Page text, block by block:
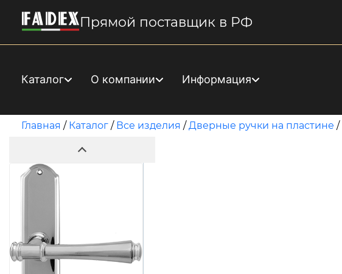
Прямой поставщик в РФ
Каталог О компании Информация
Главная / Каталог / Все изделия /Дверные ручки на пластине /